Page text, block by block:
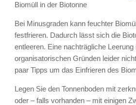
Biomüll in der Biotonne
Bei Minusgraden kann feuchter
festfrieren. Dadurch lässt sich die
entleeren. Eine nachträgliche Leerung
organisatorischen Gründen leider
paar Tipps um das Einfrieren des
Legen Sie den Tonnenboden mit
oder – falls vorhanden – mit einigen